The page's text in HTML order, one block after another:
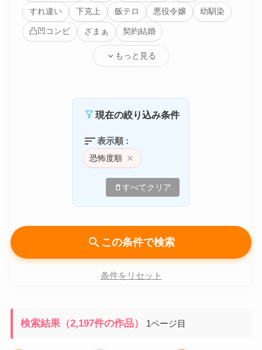
すれ違い 下克上 飯テロ 悪役令嬢 幼馴染
凸凹コンビ ざまぁ 契約結婚
expand_more もっと見る
filter_alt現在の絞り込み条件
sort表示順 :
恐怖度順 close
delete すべてクリア
search この条件で検索
条件をリセット
検索結果（2,197件の作品） 1ページ目